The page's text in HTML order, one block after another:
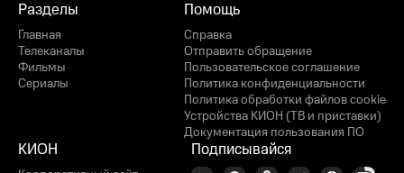
Разделы
Главная
Телеканалы
Фильмы
Сериалы
Помощь
Справка
Отправить обращение
Пользовательское соглашение
Политика конфиденциальности
Политика обработки файлов cookie
Устройства КИОН (ТВ и приставки)
Документация пользования ПО
КИОН Подписывайся